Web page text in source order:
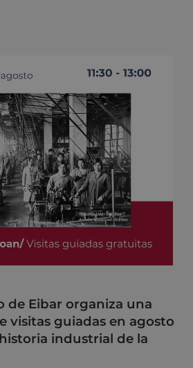
de Eibar organiza una
visitas guiadas en agosto
industrial de la